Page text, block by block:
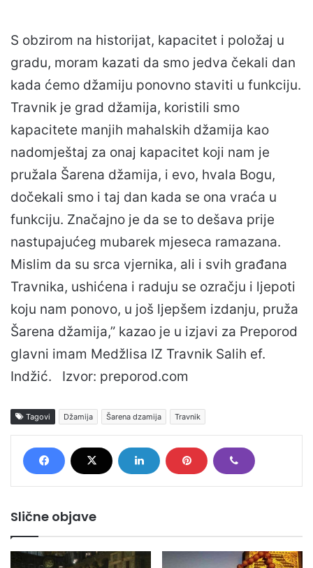
S obzirom na historijat, kapacitet i položaj u
gradu, moram kazati da smo jedva čekali dan
kada ćemo džamiju ponovno staviti u funkciju.
Travnik je grad džamija, koristili smo
kapacitete manjih mahalskih džamija kao
nadomještaj za onaj kapacitet koji nam je
pružala Šarena džamija, i evo, hvala Bogu,
dočekali smo i taj dan kada se ona vraća u
funkciju. Značajno je da se to dešava prije
nastupajućeg mubarek mjeseca ramazana.
Mislim da su srca vjernika, ali i svih građana
Travnika, ushićena i raduju se ozračju i ljepoti
koju nam ponovo, u još ljepšem izdanju, pruža
Šarena džamija,” kazao je u izjavi za Preporod
glavni imam Medžlisa IZ Travnik Salih ef.
Indžić. Izvor: preporod.com
Tagovi Džamija Šarena dzamija Travnik
Slične objave